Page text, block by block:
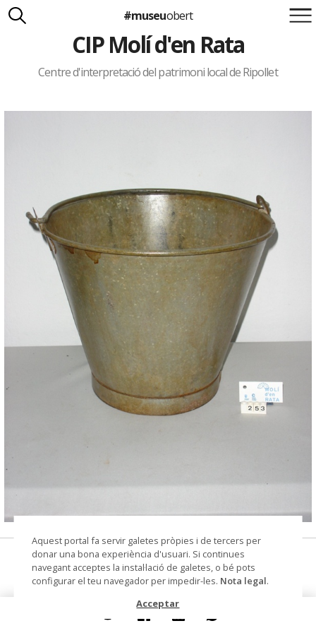
Suma't a la iniciativa
Carlota Royo
Francesca Barcellona
#museuobert
CIP Molí d'en Rata
Centre d'interpretació del patrimoni local de Ripollet
© CIP Molí d'en Rata
cubell
Datació segle XX
Aquest portal fa servir galetes pròpies i de tercers per
donar una bona experiència d'usuari. Si continues
navegant acceptes la instal·lació de galetes, o bé pots
configurar el teu navegador per impedir-les. Nota legal.
Acceptar